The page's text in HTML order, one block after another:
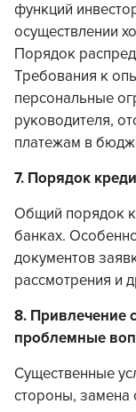
функций
осуществлении
Порядок
Требования к
персональные
руководителя,
платежам в
7. Порядок
Общий порядок
банках.
документов
рассмотрения и
8. Привлечение
проблемные
Существенные
стороны, замена